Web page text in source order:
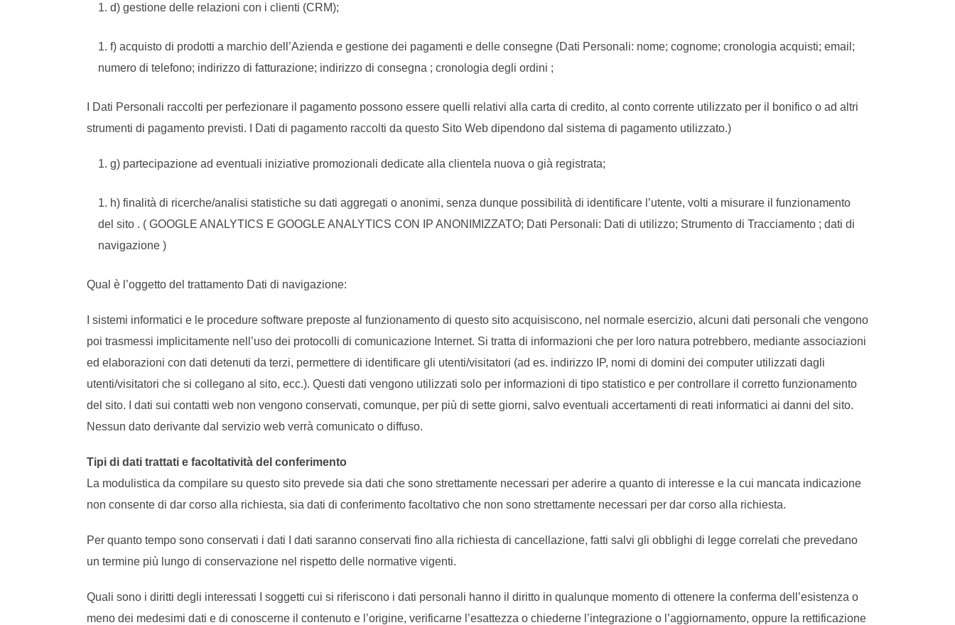
d) gestione delle relazioni con i clienti (CRM);
f) acquisto di prodotti a marchio dell’Azienda e gestione dei pagamenti e delle consegne (Dati Personali: nome; cognome; cronologia acquisti; email;
numero di telefono; indirizzo di fatturazione; indirizzo di consegna ; cronologia degli ordini ;
I Dati Personali raccolti per perfezionare il pagamento possono essere quelli relativi alla carta di credito, al conto corrente utilizzato per il bonifico o ad altri
strumenti di pagamento previsti. I Dati di pagamento raccolti da questo Sito Web dipendono dal sistema di pagamento utilizzato.)
g) partecipazione ad eventuali iniziative promozionali dedicate alla clientela nuova o già registrata;
h) finalità di ricerche/analisi statistiche su dati aggregati o anonimi, senza dunque possibilità di identificare l’utente, volti a misurare il funzionamento
del sito . ( GOOGLE ANALYTICS E GOOGLE ANALYTICS CON IP ANONIMIZZATO; Dati Personali: Dati di utilizzo; Strumento di Tracciamento ; dati di
navigazione )
Qual è l’oggetto del trattamento Dati di navigazione:
I sistemi informatici e le procedure software preposte al funzionamento di questo sito acquisiscono, nel normale esercizio, alcuni dati personali che vengono
poi trasmessi implicitamente nell’uso dei protocolli di comunicazione Internet. Si tratta di informazioni che per loro natura potrebbero, mediante associazioni
ed elaborazioni con dati detenuti da terzi, permettere di identificare gli utenti/visitatori (ad es. indirizzo IP, nomi di domini dei computer utilizzati dagli
utenti/visitatori che si collegano al sito, ecc.). Questi dati vengono utilizzati solo per informazioni di tipo statistico e per controllare il corretto funzionamento
del sito. I dati sui contatti web non vengono conservati, comunque, per più di sette giorni, salvo eventuali accertamenti di reati informatici ai danni del sito.
Nessun dato derivante dal servizio web verrà comunicato o diffuso.
Tipi di dati trattati e facoltatività del conferimento
La modulistica da compilare su questo sito prevede sia dati che sono strettamente necessari per aderire a quanto di interesse e la cui mancata indicazione
non consente di dar corso alla richiesta, sia dati di conferimento facoltativo che non sono strettamente necessari per dar corso alla richiesta.
Per quanto tempo sono conservati i dati I dati saranno conservati fino alla richiesta di cancellazione, fatti salvi gli obblighi di legge correlati che prevedano
un termine più lungo di conservazione nel rispetto delle normative vigenti.
Quali sono i diritti degli interessati I soggetti cui si riferiscono i dati personali hanno il diritto in qualunque momento di ottenere la conferma dell’esistenza o
meno dei medesimi dati e di conoscerne il contenuto e l’origine, verificarne l’esattezza o chiederne l’integrazione o l’aggiornamento, oppure la rettificazione